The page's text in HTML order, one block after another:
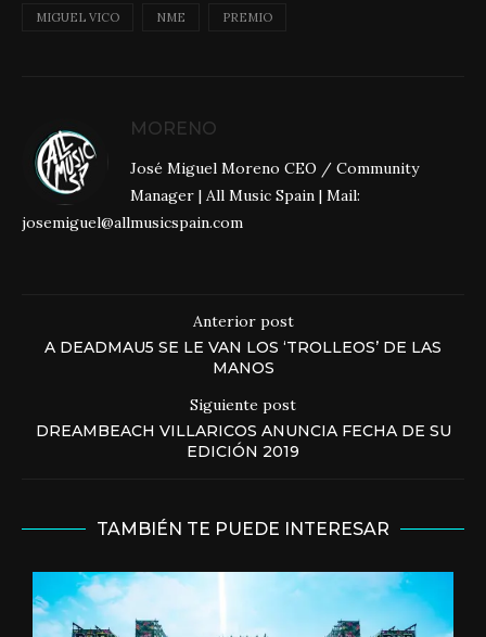
MIGUEL VICO NME PREMIO
MORENO
José Miguel Moreno CEO / Community
Manager | All Music Spain | Mail:
josemiguel@allmusicspain.com
Anterior post
A DEADMAU5 SE LE VAN LOS ‘TROLLEOS’ DE LAS
MANOS
Siguiente post
DREAMBEACH VILLARICOS ANUNCIA FECHA DE SU
EDICIÓN 2019
TAMBIÉN TE PUEDE INTERESAR